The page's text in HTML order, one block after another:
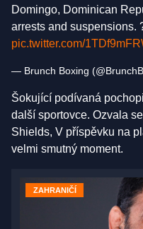
Domingo, Dominican
arrests and suspensions.
pic.twitter.com/
— Brunch Boxing
Šokující podívaná
další sportovce. Ozvala
Shields, V příspěvku na
velmi smutný moment.
ZAHRANIČÍ